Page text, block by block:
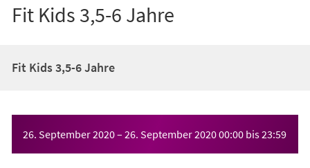
Fit Kids 3,5-6 Jahre
Fit Kids 3,5-6 Jahre
26. September 2020– 26. September 202000:00 bis23:59